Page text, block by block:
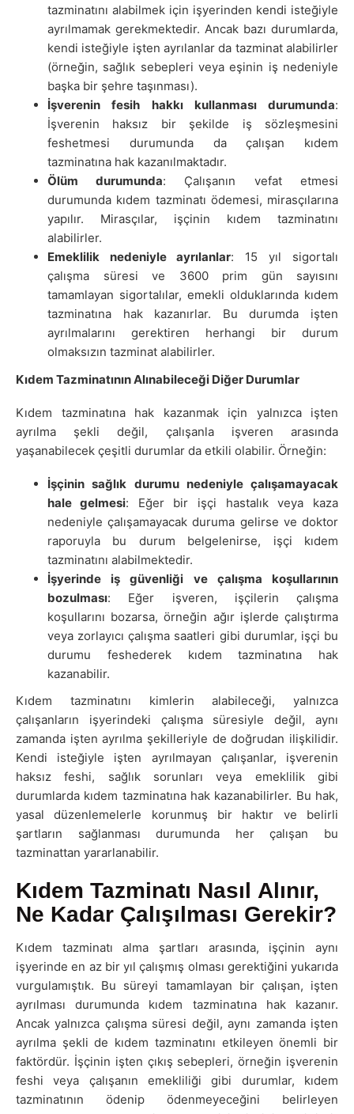
tazminatını alabilmek için işyerinden kendi isteğiyle
ayrılmamak gerekmektedir. Ancak bazı durumlarda,
kendi isteğiyle işten ayrılanlar da tazminat alabilirler
(örneğin, sağlık sebepleri veya eşinin iş nedeniyle
başka bir şehre taşınması).
İşverenin fesih hakkı kullanması durumunda:
İşverenin haksız bir şekilde iş sözleşmesini
feshetmesi durumunda da çalışan kıdem
tazminatına hak kazanılmaktadır.
Ölüm durumunda: Çalışanın vefat etmesi
durumunda kıdem tazminatı ödemesi, mirasçılarına
yapılır. Mirasçılar, işçinin kıdem tazminatını
alabilirler.
Emeklilik nedeniyle ayrılanlar: 15 yıl sigortalı
çalışma süresi ve 3600 prim gün sayısını
tamamlayan sigortalılar, emekli olduklarında kıdem
tazminatına hak kazanırlar. Bu durumda işten
ayrılmalarını gerektiren herhangi bir durum
olmaksızın tazminat alabilirler.
Kıdem Tazminatının Alınabileceği Diğer Durumlar
Kıdem tazminatına hak kazanmak için yalnızca işten
ayrılma şekli değil, çalışanla işveren arasında
yaşanabilecek çeşitli durumlar da etkili olabilir. Örneğin:
İşçinin sağlık durumu nedeniyle çalışamayacak
hale gelmesi: Eğer bir işçi hastalık veya kaza
nedeniyle çalışamayacak duruma gelirse ve doktor
raporuyla bu durum belgelenirse, işçi kıdem
tazminatını alabilmektedir.
İşyerinde iş güvenliği ve çalışma koşullarının
bozulması: Eğer işveren, işçilerin çalışma
koşullarını bozarsa, örneğin ağır işlerde çalıştırma
veya zorlayıcı çalışma saatleri gibi durumlar, işçi bu
durumu feshederek kıdem tazminatına hak
kazanabilir.
Kıdem tazminatını kimlerin alabileceği, yalnızca
çalışanların işyerindeki çalışma süresiyle değil, aynı
zamanda işten ayrılma şekilleriyle de doğrudan ilişkilidir.
Kendi isteğiyle işten ayrılmayan çalışanlar, işverenin
haksız feshi, sağlık sorunları veya emeklilik gibi
durumlarda kıdem tazminatına hak kazanabilirler. Bu hak,
yasal düzenlemelerle korunmuş bir haktır ve belirli
şartların sağlanması durumunda her çalışan bu
tazminattan yararlanabilir.
Kıdem Tazminatı Nasıl Alınır,
Ne Kadar Çalışılması Gerekir?
Kıdem tazminatı alma şartları arasında, işçinin aynı
işyerinde en az bir yıl çalışmış olması gerektiğini yukarıda
vurgulamıştık. Bu süreyi tamamlayan bir çalışan, işten
ayrılması durumunda kıdem tazminatına hak kazanır.
Ancak yalnızca çalışma süresi değil, aynı zamanda işten
ayrılma şekli de kıdem tazminatını etkileyen önemli bir
faktördür. İşçinin işten çıkış sebepleri, örneğin işverenin
feshi veya çalışanın emekliliği gibi durumlar, kıdem
tazminatının ödenip ödenmeyeceğini belirleyen